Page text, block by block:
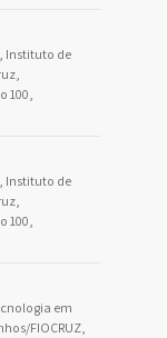
Instituto de
100,
Instituto de
100,
em
FIOCRUZ,